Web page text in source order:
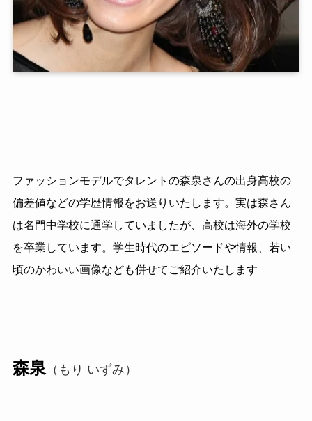
ファッションモデルでタレントの森泉さんの出身高校の
偏差値などの学歴情報をお送りいたします。実は森さん
は名門中学校に通学していましたが、高校は海外の学校
を卒業しています。学生時代のエピソードや情報、若い
頃のかわいい画像なども併せてご紹介いたします
森泉 （もり いずみ）